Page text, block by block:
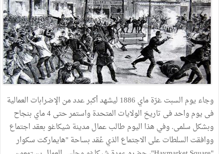
وجاء يوم السبت غرّة ماي 1886 ليشهد أكبر عدد من الإضرابات العمالية
فى يوم واحد فى تاريخ الولايات المتحدة واستمر حتى 4 ماي بنجاح
وبشكل سلمى. وفي هذا اليوم طالب عمال مدينة شيكاغو بعقد اجتماع
ووافقت السلطات على الاجتماع الذي عُقد بساحة "هايماركت سكوار